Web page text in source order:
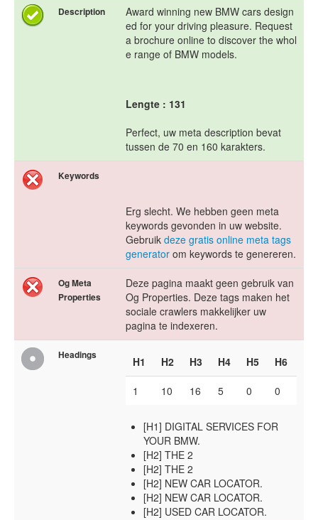
Description
Award winning new BMW cars design
ed for your driving pleasure. Request
a brochure online to discover the whol
e range of BMW models.
Lengte : 131
Perfect, uw meta description bevat
tussen de 70 en 160 karakters.
Keywords
Erg slecht. We hebben geen meta
keywords gevonden in uw website.
Gebruik deze gratis online meta tags
generator om keywords te genereren.
Og Meta
Properties
Deze pagina maakt geen gebruik van
Og Properties. Deze tags maken het
sociale crawlers makkelijker uw
pagina te indexeren.
Headings H1 H2 H3 H4 H5 H6
1 10 16 5 0 0
[H1] DIGITAL SERVICES FOR
YOUR BMW.
[H2] THE 2
[H2] THE 2
[H2] NEW CAR LOCATOR.
[H2] NEW CAR LOCATOR.
[H2] USED CAR LOCATOR.